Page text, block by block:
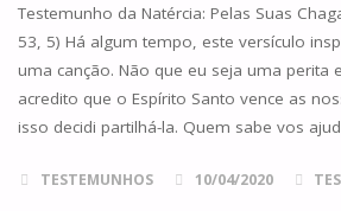
Testemunho da Natércia: Pelas Suas
53, 5) Há algum tempo, este versículo
uma canção. Não que eu seja uma perita
acredito que o Espírito Santo vence as
isso decidi partilhá-la. Quem sabe vos
TESTEMUNHOS 10/04/2020